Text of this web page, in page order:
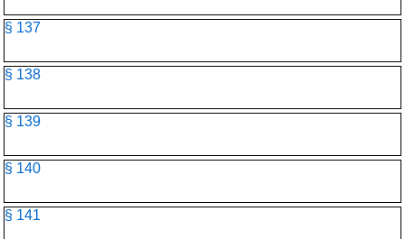
§ 137
§ 138
§ 139
§ 140
§ 141